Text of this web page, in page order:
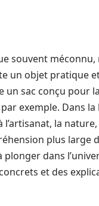
souvent
un objet pratique
un sac conçu pour
exemple. Dans
la
plus large
dans
et des